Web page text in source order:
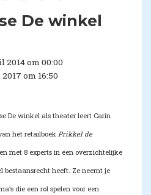
De winkel
2014 om 00:00
om 16:50
De winkel als theater leert Carin
het retailboek Prikkel de
met 8 experts in een overzichtelijke
bestaansrecht heeft. Ze neemt je
die een rol spelen voor een